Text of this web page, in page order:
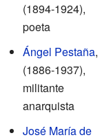
(1894-1924),
poeta
Ángel Pestaña,
(1886-1937),
militante
anarquista
José María de